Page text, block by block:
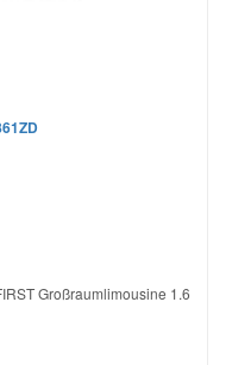
Großraumlimousine 1.6